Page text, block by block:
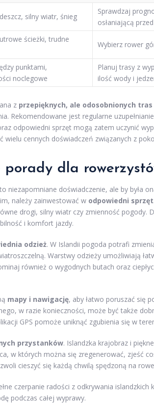
silny wiatr, śnieg
Sprawdzaj
osłaniającą
ścieżki, trudne
Wybierz rower
punktami,
noclegowe
Planuj trasy z
ilość wody i
z przepięknych, ale odosobnionych
Rekomendowane jest regularne
odpowiedni sprzęt mogą zatem uczynić
wielu cennych doświadczeń związanych z
porady dla
niezapomniane doświadczenie, ale by była
należy zainwestować w odpowiedni sprzęt
drogi, silny wiatr czy zmienność pogody.
i komfort jazdy.
odzież. W Islandii pogoda potrafi
Warstwy odzieży umożliwiają
również o wygodnych butach oraz
mapy i nawigację, aby łatwo poruszać się
w razie konieczności, może być także
GPS pomoże uniknąć zgubienia się w
przystanków. Islandzka krajobraz i
w których można się zregenerować, zjeść
cieszyć się każdą chwilą spędzoną na
czerpanie radości z odkrywania islandzkich
podczas całej wyprawy.